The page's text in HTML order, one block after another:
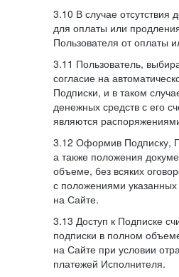
3.10 В случае отсутствия
для оплаты или
Пользователя от оплаты
3.11 Пользователь,
согласие на
Подписки, и в таком
денежных средств с его
являются
3.12 Оформив Подписку,
а также положения
объеме, без всяких
с положениями указанных
на Сайте.
3.13 Доступ к Подписке
подписки в полном
на Сайте при условии
платежей Исполнителя.